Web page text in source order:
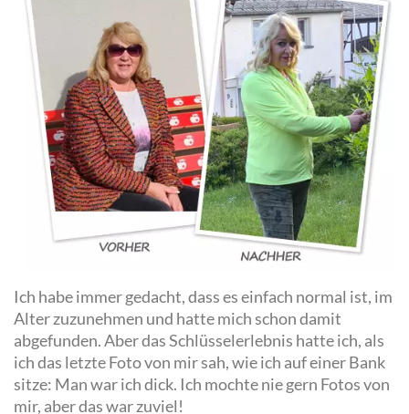
Ich habe immer gedacht, dass es einfach normal ist, im
Alter zuzunehmen und hatte mich schon damit
abgefunden. Aber das Schlüsselerlebnis hatte ich, als
ich das letzte Foto von mir sah, wie ich auf einer Bank
sitze: Man war ich dick. Ich mochte nie gern Fotos von
mir, aber das war zuviel!